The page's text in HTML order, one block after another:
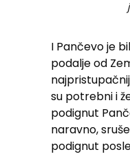
I Pančevo je
podalje od
su potrebni i
podignut
naravno,
podignut